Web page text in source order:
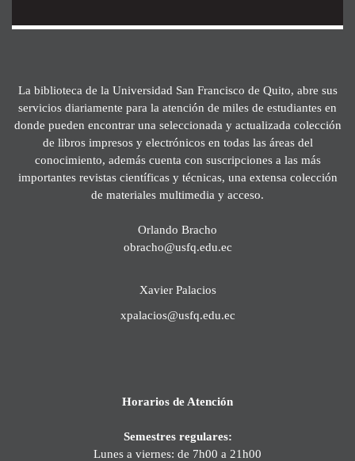
La biblioteca de la Universidad San Francisco de Quito, abre sus
servicios diariamente para la atención de miles de estudiantes en
donde pueden encontrar una seleccionada y actualizada colección
de libros impresos y electrónicos en todas las áreas del
conocimiento, además cuenta con suscripciones a las más
importantes revistas científicas y técnicas, una extensa colección
de materiales multimedia y acceso.
Orlando Bracho
obracho@usfq.edu.ec
Xavier Palacios
xpalacios@usfq.edu.ec
Horarios de Atención
Semestres regulares:
Lunes a viernes: de 7h00 a 21h00